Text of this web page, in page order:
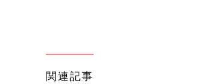
関連記事